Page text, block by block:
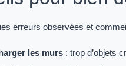
erreurs observées et
les murs : trop d’objets